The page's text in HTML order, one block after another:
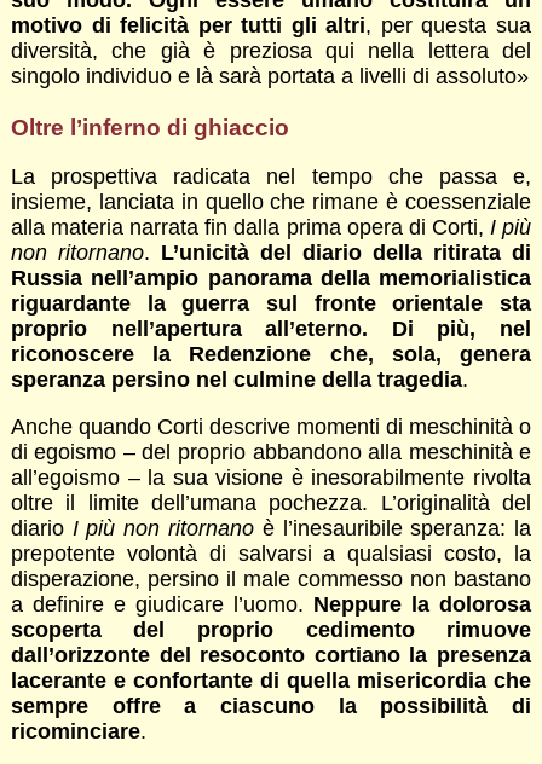
motivo di felicità per tutti gli altri, per questa sua
diversità, che già è preziosa qui nella lettera del
singolo individuo e là sarà portata a livelli di assoluto»
Oltre l’inferno di ghiaccio
La prospettiva radicata nel tempo che passa e,
insieme, lanciata in quello che rimane è coessenziale
alla materia narrata fin dalla prima opera di Corti, I più
non ritornano. L’unicità del diario della ritirata di
Russia nell’ampio panorama della memorialistica
riguardante la guerra sul fronte orientale sta
proprio nell’apertura all’eterno. Di più, nel
riconoscere la Redenzione che, sola, genera
speranza persino nel culmine della tragedia.
Anche quando Corti descrive momenti di meschinità o
di egoismo – del proprio abbandono alla meschinità e
all’egoismo – la sua visione è inesorabilmente rivolta
oltre il limite dell’umana pochezza. L’originalità del
diario I più non ritornano è l’inesauribile speranza: la
prepotente volontà di salvarsi a qualsiasi costo, la
disperazione, persino il male commesso non bastano
a definire e giudicare l’uomo. Neppure la dolorosa
scoperta del proprio cedimento rimuove
dall’orizzonte del resoconto cortiano la presenza
lacerante e confortante di quella misericordia che
sempre offre a ciascuno la possibilità di
ricominciare.